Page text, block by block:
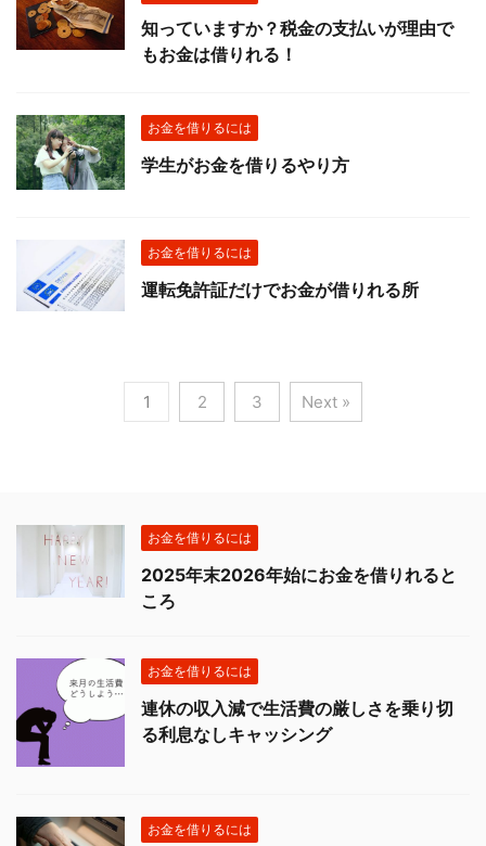
知っていますか？税金の支払いが理由で
もお金は借りれる！
お金を借りるには
学生がお金を借りるやり方
お金を借りるには
運転免許証だけでお金が借りれる所
1 2 3 Next »
お金を借りるには
2025年末2026年始にお金を借りれると
ころ
お金を借りるには
連休の収入減で生活費の厳しさを乗り切
る利息なしキャッシング
お金を借りるには